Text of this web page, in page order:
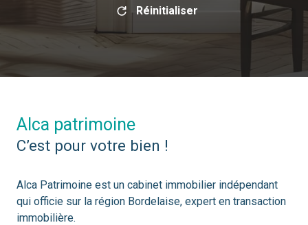
Réinitialiser
alca patrimoine
c’est pour votre bien !
Alca Patrimoine est un cabinet immobilier indépendant
qui officie sur la région Bordelaise, expert en transaction
immobilière.